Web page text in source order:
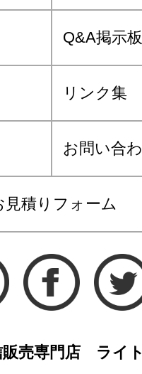
Q&A掲示板
リンク集
お問い合
見積りフォーム
販売専門店 ライ